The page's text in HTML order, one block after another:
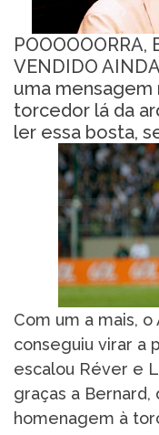
POOOOOORRA,
VENDIDO
uma mensagem
torcedor lá da
ler essa bosta,
Com um a mais,
conseguiu virar a
escalou Réver e
graças a
homenagem à